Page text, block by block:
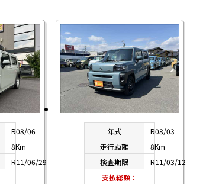
R08/06
8Km
R11/06/29
年式
R08/03
走行距離
8Km
検査期限
R11/03/12
支払総額：